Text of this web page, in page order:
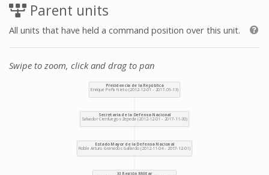
Parent units
All units that have held a command position over this unit.
Swipe to zoom, click and drag to pan